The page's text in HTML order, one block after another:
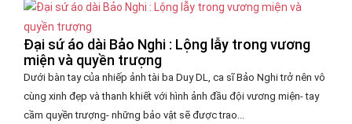
Đại sứ áo dài Bảo Nghi : Lộng lẫy trong vương
miện và quyền trượng
Dưới bàn tay của nhiếp ảnh tài ba Duy DL, ca sĩ Bảo Nghi trở nên vô
cùng xinh đẹp và thanh khiết với hình ảnh đầu đội vương miện- tay
cầm quyền trượng- những bảo vật sẽ được trao...